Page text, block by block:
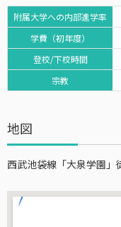
附属大学への内部進学率
学費（初年度）
登校/下校時間
宗教
地図
西武池袋線「大泉学園」